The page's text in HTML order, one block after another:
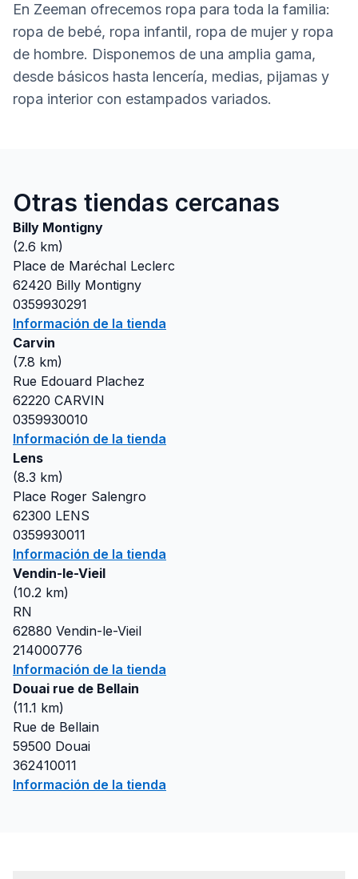
En Zeeman ofrecemos ropa para toda la familia:
ropa de bebé, ropa infantil, ropa de mujer y ropa
de hombre. Disponemos de una amplia gama,
desde básicos hasta lencería, medias, pijamas y
ropa interior con estampados variados.
Otras tiendas cercanas
Billy Montigny
(2.6 km)
Place de Maréchal Leclerc
62420 Billy Montigny
0359930291
Información de la tienda
Carvin
(7.8 km)
Rue Edouard Plachez
62220 CARVIN
0359930010
Información de la tienda
Lens
(8.3 km)
Place Roger Salengro
62300 LENS
0359930011
Información de la tienda
Vendin-le-Vieil
(10.2 km)
RN
62880 Vendin-le-Vieil
214000776
Información de la tienda
Douai rue de Bellain
(11.1 km)
Rue de Bellain
59500 Douai
362410011
Información de la tienda